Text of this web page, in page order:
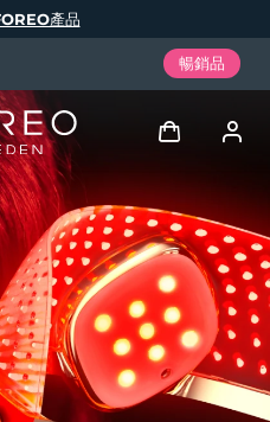
產品
暢銷品
登入
用戶信息
我的設備
我的訂單
Elixir
Español
Português
Русский